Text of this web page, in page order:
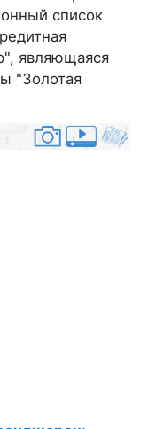
список
являющаяся
"Золотая